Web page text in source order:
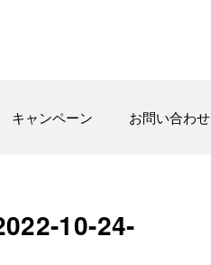
キャンペーン お問い合わせ
10-24-